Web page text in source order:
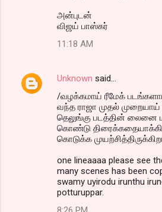
அன்புடன்
விஜய் பாஸ்கர்
11:18 AM
Unknown said…
/வழக்கமாய் ரீமேக்
வந்த ராஜா முதல்
தெலுங்கு படத்தின் லைனை
கொண்டு திரைக்கதையாக்கி
கொடுக்க
one lineaaaa please see
many scenes has been
swamy uyirodu irunthu
potturuppar.